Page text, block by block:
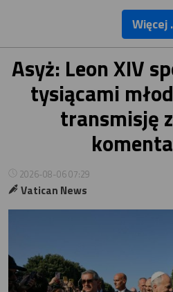
Więcej
Asyż: Leon XIV
tysiącami
transmisję
2026-08-06 07:29
Vatican News